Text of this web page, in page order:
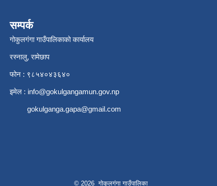
सम्पर्क
गोकुलगंगा गाउँपालिकाको कार्यालय
रस्नालु, रामेछाप
फोन : ९८५४०४३६४०
इमेल : info@gokulgangamun.gov.np
gokulganga.gapa@gmail.com
© 2026 गोकुलगंगा गाउँपालिका